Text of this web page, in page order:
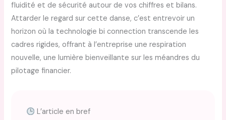
fluidité et de sécurité autour de vos chiffres et bilans.
Attarder le regard sur cette danse, c’est entrevoir un
horizon où la technologie bi connection transcende les
cadres rigides, offrant à l’entreprise une respiration
nouvelle, une lumière bienveillante sur les méandres du
pilotage financier.
L’article en bref